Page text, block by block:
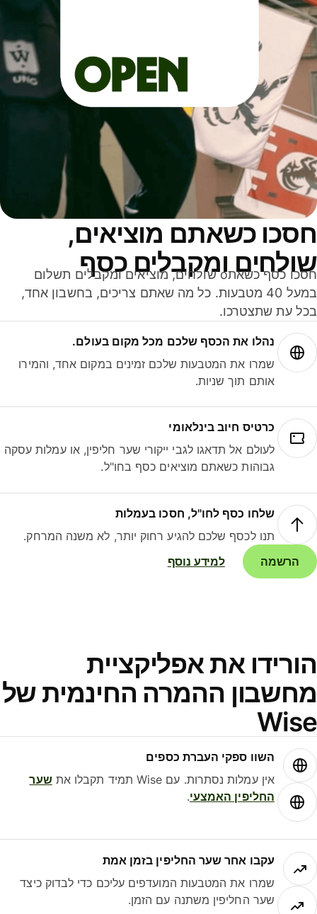
כשאתם מוציאים,
ומקבלים כסף
חסכו כסף כשאתo שולחים, מוציאים ומקבלים תשלום
במעל 40 מטבעות. כל מה שאתם צריכים, בחשבון אחד,
עת שתצטרכו.
נהלו את הכסף שלכם מכל מקום בעולם.
שמרו את המטבעות שלכם זמינים במקום אחד, והמירו
אותם תוך שניות.
כרטיס חיוב בינלאומי
לעולם אל תדאגו לגבי ייקורי שער חליפין, או עמלות עסקה
גבוהות כשאתם מוציאים כסף בחו"ל.
שלחו כסף לחו"ל, חסכו בעמלות
תנו לכסף שלכם להגיע רחוק יותר, לא משנה המרחק.
הרשמה
למידע נוסף
את אפליקציית
ההמרה החינמית של
השוו ספקי העברת כספים
אין עמלות נסתרות. עם Wise תמיד תקבלו את
שער
החליפין האמצעי.
עקבו אחר שער החליפין בזמן אמת
שמרו את המטבעות המועדפים עליכם כדי לבדוק כיצד
שער החליפין משתנה עם הזמן.